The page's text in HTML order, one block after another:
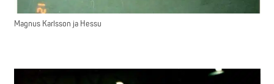
Magnus Karlsson ja Hessu